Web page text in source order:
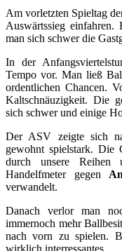
Am vorletzten Spieltag
Auswärtssieg einfahren.
man sich schwer die
In der
Tempo vor. Man ließ
ordentlichen Chancen.
Kaltschnäuzigkeit. Die
sich schwer und einige
Der ASV zeigte sich
gewohnt spielstark. Die
durch unsere
Handelfmeter gegen
verwandelt.
Danach verlor man
immernoch mehr
nach vorn zu spielen.
wirklich interressantes.